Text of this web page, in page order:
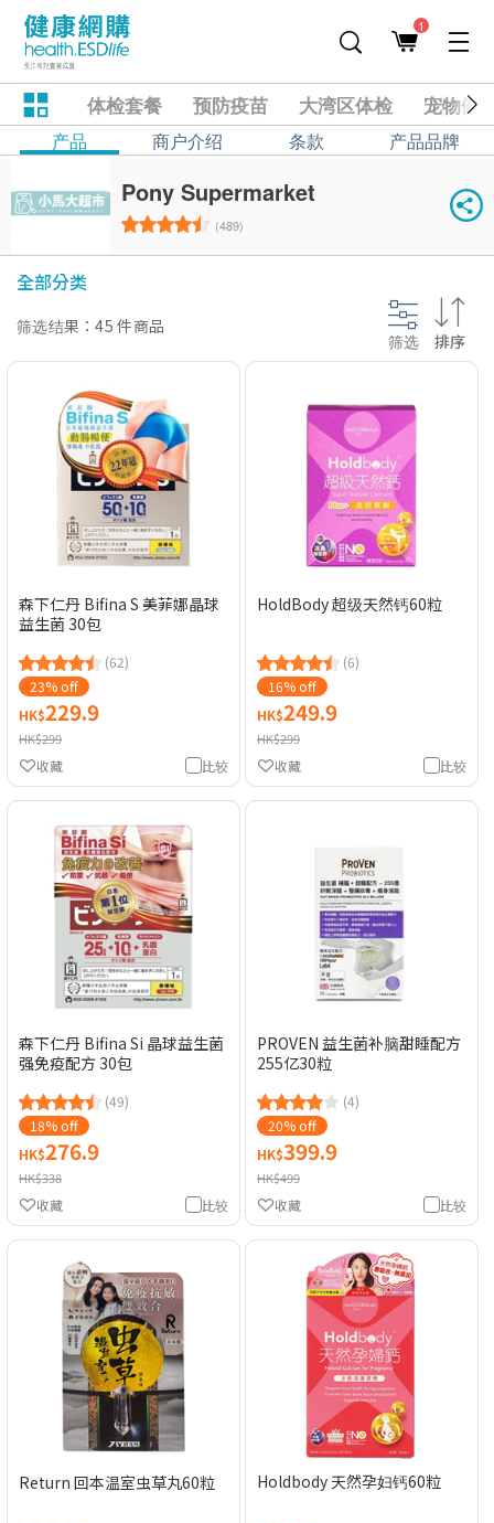
1
体检套餐 预防疫苗 大湾区体检 宠物健
产品 商户介绍 条款 产品品牌
Pony Supermarket
(489)
全部分类
筛选结果：45 件商品
筛选 排序
森下仁丹 Bifina S 美菲娜晶球
益生菌 30包
(62)
23% off
HK$229.9
HK$299
比较
收藏
HoldBody 超级天然钙60粒
(6)
16% off
HK$249.9
HK$299
比较
收藏
森下仁丹 Bifina Si 晶球益生菌
强免疫配方 30包
(49)
18% off
HK$276.9
HK$338
比较
收藏
PROVEN 益生菌补脑甜睡配方
255亿30粒
(4)
20% off
HK$399.9
HK$499
比较
收藏
Return 回本温室虫草丸60粒 Holdbody 天然孕妇钙60粒